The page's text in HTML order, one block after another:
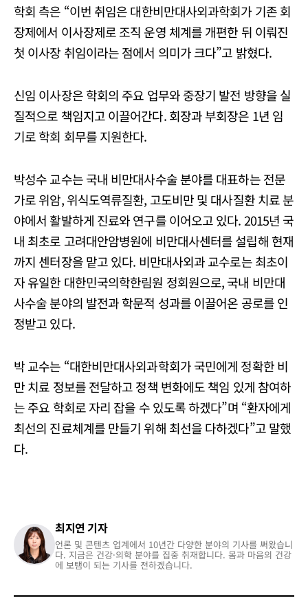
학회 측은 “이번 취임은 대한비만대사외과학회가 기존 회
장제에서 이사장제로 조직 운영 체계를 개편한 뒤 이뤄진
첫 이사장 취임이라는 점에서 의미가 크다”고 밝혔다.
신임 이사장은 학회의 주요 업무와 중장기 발전 방향을 실
질적으로 책임지고 이끌어간다. 회장과 부회장은 1년 임
기로 학회 회무를 지원한다.
박성수 교수는 국내 비만대사수술 분야를 대표하는 전문
가로 위암, 위식도역류질환, 고도비만 및 대사질환 치료 분
야에서 활발하게 진료와 연구를 이어오고 있다. 2015년 국
내 최초로 고려대안암병원에 비만대사센터를 설립해 현재
까지 센터장을 맡고 있다. 비만대사외과 교수로는 최초이
자 유일한 대한민국의학한림원 정회원으로, 국내 비만대
사수술 분야의 발전과 학문적 성과를 이끌어온 공로를 인
정받고 있다.
박 교수는 “대한비만대사외과학회가 국민에게 정확한 비
만 치료 정보를 전달하고 정책 변화에도 책임 있게 참여하
는 주요 학회로 자리 잡을 수 있도록 하겠다”며 “환자에게
최선의 진료체계를 만들기 위해 최선을 다하겠다”고 말했
다.
최지연 기자
언론 및 콘텐츠 업계에서 10년간 다양한 분야의 기사를 써왔습니
다. 지금은 건강·의학 분야를 집중 취재합니다. 몸과 마음의 건강
에 보탬이 되는 기사를 전하겠습니다.